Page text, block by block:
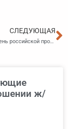
СЛЕДУЮЩАЯ
Расширен перечень российской продукции: новые категории товаров с 2026 года
ж/